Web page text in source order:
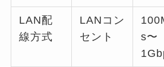
LAN配
線方式
LANコン
セント
s〜